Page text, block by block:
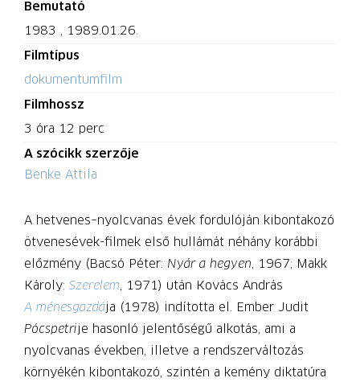
Bemutató
1983 , 1989.01.26.
Filmtípus
dokumentumfilm
Filmhossz
3 óra 12 perc
A szócikk szerzője
Benke Attila
A hetvenes–nyolcvanas évek fordulóján kibontakozó
ötvenesévek-filmek első hullámát néhány korábbi
előzmény (Bacsó Péter: Nyár a hegyen, 1967; Makk
Károly: Szerelem, 1971) után Kovács András
A ménesgazdája (1978) indította el. Ember Judit
Pócspetri je hasonló jelentőségű alkotás, ami a
nyolcvanas években, illetve a rendszerváltozás
környékén kibontakozó, szintén a kemény diktatúra